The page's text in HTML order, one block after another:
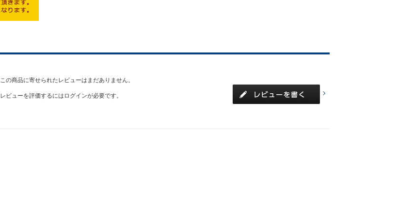
この商品に寄せられたレビューはまだありません。
レビューを評価するには ログインが必要です。